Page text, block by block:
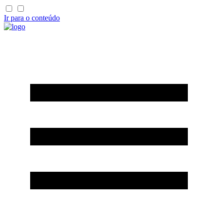
Ir para o conteúdo